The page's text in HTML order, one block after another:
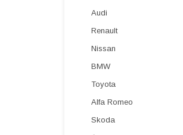
Audi
Renault
Nissan
BMW
Toyota
Alfa Romeo
Skoda